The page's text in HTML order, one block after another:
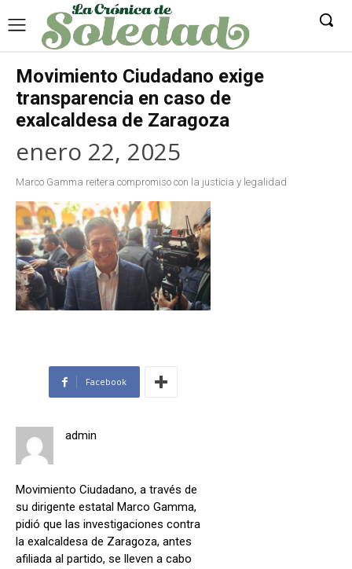
Movimiento Ciudadano exige
transparencia en caso de
exalcaldesa de Zaragoza
enero 22, 2025
Marco Gamma reitera compromiso con la justicia y legalidad
Facebook
admin
Movimiento Ciudadano, a través de
su dirigente estatal Marco Gamma,
pidió que las investigaciones contra
la exalcaldesa de Zaragoza, antes
afiliada al partido, se lleven a cabo